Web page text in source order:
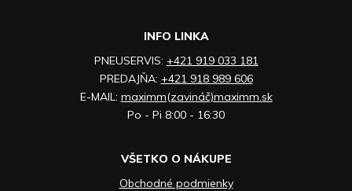
INFO LINKA
PNEUSERVIS: +421 919 033 181
PREDAJŇA: +421 918 989 606
E-MAIL: maximm(zavináč)maximm.sk
Po - Pi 8:00 - 16:30
VŠETKO O NÁKUPE
Obchodné podmienky